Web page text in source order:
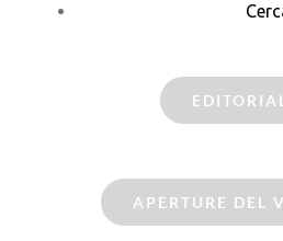
APERTURE DEL